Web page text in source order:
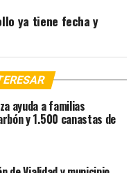
ya tiene fecha y
ayuda a familias
y 1.500 canastas de